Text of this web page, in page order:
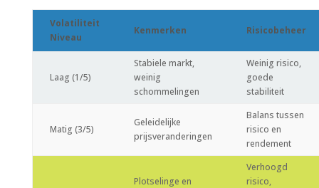
Volatiliteit
Niveau
Kenmerken Risicobeheer
Laag (1/5)
Stabiele markt,
weinig
schommelingen
Weinig risico,
goede
stabiliteit
Matig (3/5)
Geleidelijke
prijsveranderingen
Balans tussen
risico en
rendement
Plotselinge en
Verhoogd
risico,